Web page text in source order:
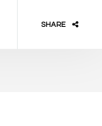
SHARE